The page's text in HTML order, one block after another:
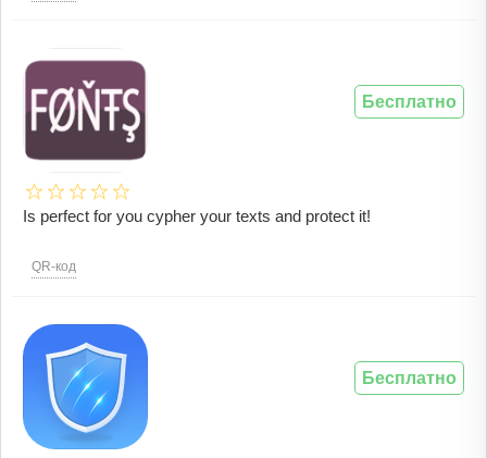
Is perfect for you cypher your texts and protect it!
QR-код
Бесплатно
Бесплатно